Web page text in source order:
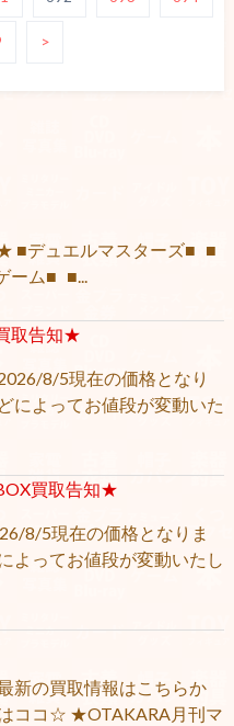
>
デュエルマスターズ■ ■
ーム■ ■...
取告知★
8/5現在の価格となり
によってお値段が変動いた
買取告知★
8/5現在の価格となりま
よってお値段が変動いたし
新の買取情報はこちらか
ココ☆ ★OTAKARA月刊マ